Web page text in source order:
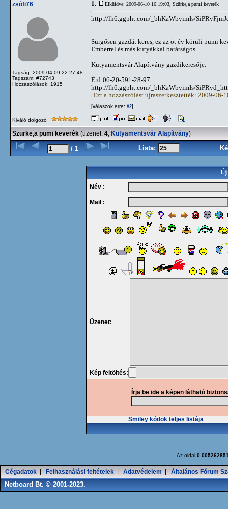
zsófi76
Tagság: 2009-04-09 22:27:48
Tagszám: #72743
Hozzászólások: 1915
1. Elküldve: 2009-06-10 16:19:03, Szürke,a pumi keverék
http://lh6.ggpht.com/_bhKaWbyimIs/
Sürgősen gazdát keres, ez az öt év körüli pumi
Emberrel és más kutyákkal barátságos.
Kutyamentsvár Alapítvány gazdikeresője.
Érd:06-20-591-28-97
http://lh6.ggpht.com/_bhKaWbyimIs/
[Ezt a hozzászólást újraszerkesztették: 2009-06-
[válaszok erre: #2]
Kiváló dolgozó
Szürke,a pumi keverék (üzenet: 4, Kutyamentsvár Alapítvány)
/ 1 Lista:
Új
Név :
Mail :
Üzenet:
Kép feltöltés:
Írja be ide a képen látható
Smiley kódok teljes listája
Az oldal
Cégadatok Felhasználási feltételek Adatvédelem Általános Fórum
Netboard Bt. © 2001-2023.